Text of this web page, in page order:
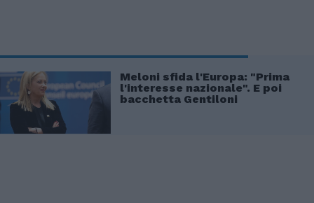
Meloni sfida l'Europa: "Prima
l'interesse nazionale". E poi
bacchetta Gentiloni